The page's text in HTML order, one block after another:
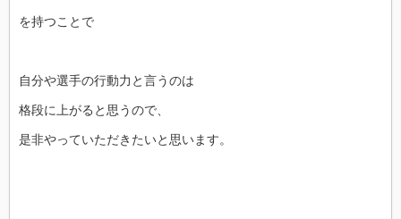
を持つことで
自分や選手の行動力と言うのは
格段に上がると思うので、
是非やっていただきたいと思います。